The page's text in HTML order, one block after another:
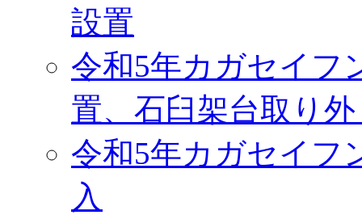
設置
令和5年カガセイフ
置、石臼架台取り
令和5年カガセイフ
入